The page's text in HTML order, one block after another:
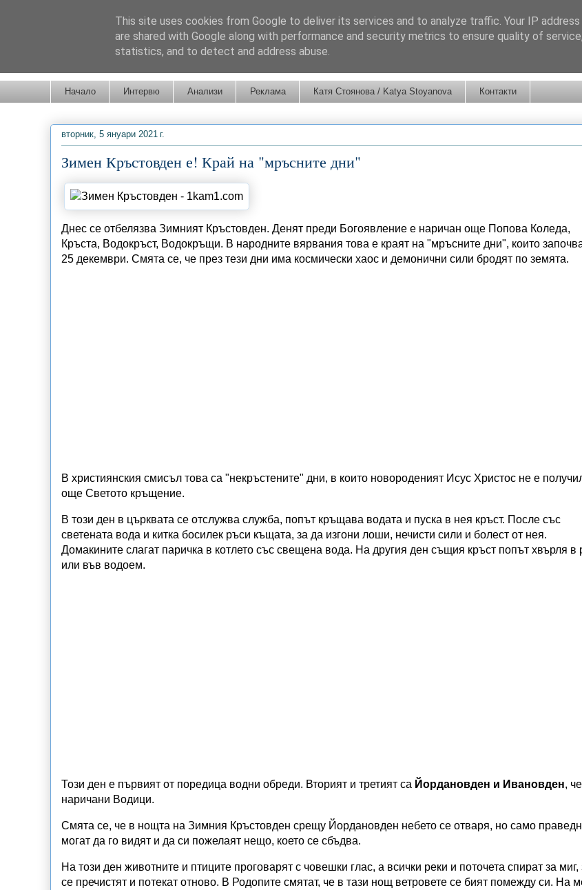
Начало Интервю Анализи Реклама Катя Стоянова / Katya Stoyanova Контакти
вторник, 5 януари 2021 г.
Зимен Кръстовден е! Край на "мръсните дни"
Днес се отбелязва Зимният Кръстовден. Денят преди Богоявление е наричан още Попова Коледа,
Кръста, Водокръст, Водокръщи. В народните вярвания това е краят на "мръсните дни", които
25 декември. Смята се, че през тези дни има космически хаос и демонични сили бродят по земята.
В християнския смисъл това са "некръстените" дни, в които новороденият Исус Христос не е
още Светото кръщение.
В този ден в църквата се отслужва служба, попът кръщава водата и пуска в нея кръст. После със
светената вода и китка босилек ръси къщата, за да изгони лоши, нечисти сили и болест от нея.
Домакините слагат паричка в котлето със свещена вода. На другия ден същия кръст попът хвърля в
или във водоем.
Този ден е първият от поредица водни обреди. Вторият и третият са Йордановден и Ивановден,
наричани Водици.
Смята се, че в нощта на Зимния Кръстовден срещу Йордановден небето се отваря, но само
могат да го видят и да си пожелаят нещо, което се сбъдва.
На този ден животните и птиците проговарят с човешки глас, а всички реки и поточета спират за миг,
се пречистят и потекат отново. В Родопите смятат, че в тази нощ ветровете се бият помежду си. На
This site uses cookies from Google to deliver its services and to analyze traffic. Your IP
are shared with Google along with performance and security metrics to ensure quality of
statistics, and to detect and address abuse.